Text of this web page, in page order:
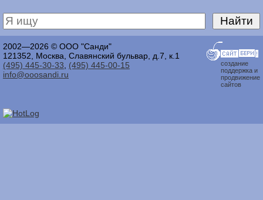
2002—2026 © ООО "Санди"
121352, Москва, Славянский бульвар, д.7, к.1
(495) 445-30-33
(495) 445-00-15
info@ooosandi.ru
создание
поддержка и
продвижение
сайтов